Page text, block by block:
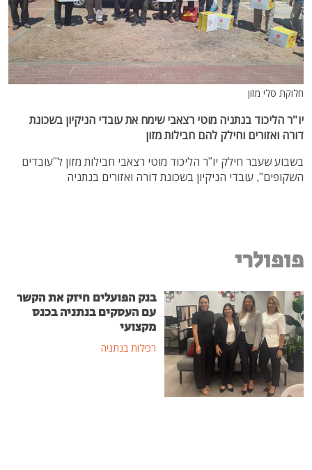
חלוקת סלי מזון
יו"ר הליכוד בנתניה מוטי רצאבי שימח את עובדי הניקיון בשכונת
דורה ואזורים וחילק להם חבילות מזון
בשבוע שעבר חילק יו"ר הליכוד מוטי רצאבי חבילות מזון ל"עובדים
השקופים", עובדי הניקיון בשכונת דורה ואזורים בנתניה
פופולרי
בנק הפועלים חיזק את הקשר
עם העסקים בנתניה בכנס
מקצועי
רכילות בנתניה